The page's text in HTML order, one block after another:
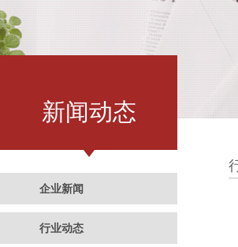
新闻动态
企业新闻
行业动态